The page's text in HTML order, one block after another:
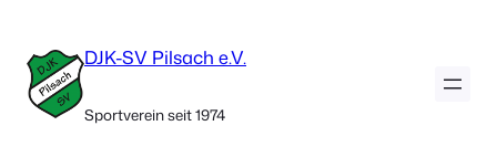
DJK-SV Pilsach e.V.
Sportverein seit 1974